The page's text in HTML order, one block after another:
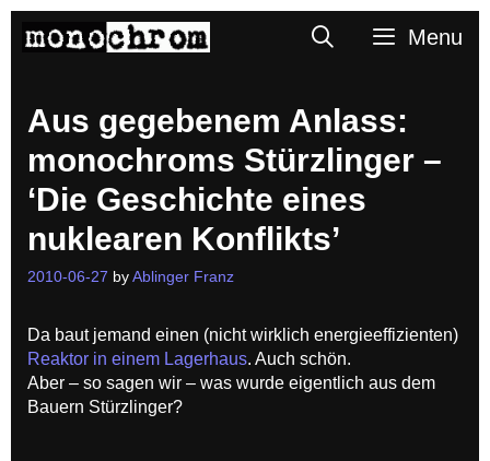
SearchMenu
Aus gegebenem Anlass:
monochroms Stürzlinger –
‘Die Geschichte eines
nuklearen Konflikts’
2010-06-27 by Ablinger Franz
Da baut jemand einen (nicht wirklich energieeffizienten)
Reaktor in einem Lagerhaus. Auch schön.
Aber – so sagen wir – was wurde eigentlich aus dem
Bauern Stürzlinger?